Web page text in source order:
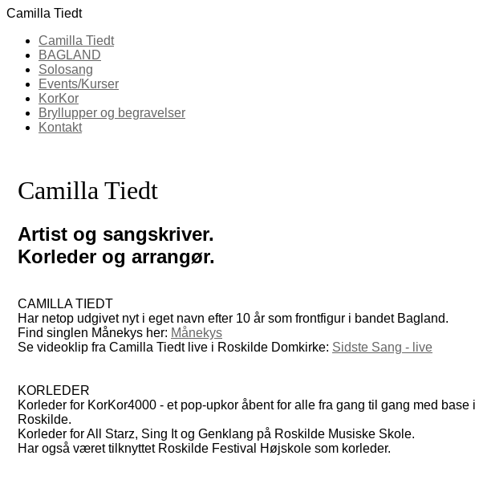
Camilla Tiedt
Camilla Tiedt
BAGLAND
Solosang
Events/Kurser
KorKor
Bryllupper og begravelser
Kontakt
Camilla Tiedt
Artist og sangskriver.
Korleder og arrangør.
CAMILLA TIEDT
Har netop udgivet nyt i eget navn efter 10 år som frontfigur i bandet Bagland.
Find singlen Månekys her: Månekys
Se videoklip fra Camilla Tiedt live i Roskilde Domkirke: Sidste Sang - live
KORLEDER
Korleder for KorKor4000 - et pop-upkor åbent for alle fra gang til gang med base i
Roskilde.
Korleder for All Starz, Sing It og Genklang på Roskilde Musiske Skole.
Har også været tilknyttet Roskilde Festival Højskole som korleder.